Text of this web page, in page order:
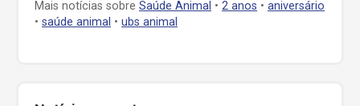
Mais notícias sobre Saúde Animal • 2 anos • aniversário
• saúde animal • ubs animal